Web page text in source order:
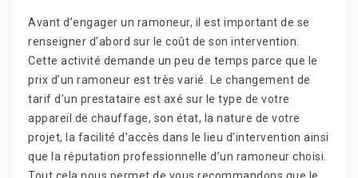
Avant d’engager un ramoneur, il est important de se
renseigner d’abord sur le coût de son intervention.
Cette activité demande un peu de temps parce que le
prix d’un ramoneur est très varié. Le changement de
tarif d’un prestataire est axé sur le type de votre
appareil de chauffage, son état, la nature de votre
projet, la facilité d’accès dans le lieu d’intervention ainsi
que la réputation professionnelle d’un ramoneur choisi.
Tout cela nous permet de vous recommandons que le